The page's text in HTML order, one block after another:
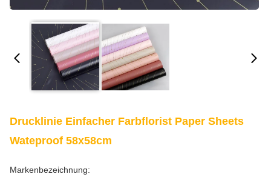
Drucklinie Einfacher Farbflorist Paper Sheets
Wateproof 58x58cm
Markenbezeichnung: